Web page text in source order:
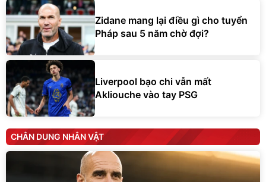
Zidane mang lại điều gì cho tuyển
Pháp sau 5 năm chờ đợi?
Liverpool bạo chi vẫn mất
Akliouche vào tay PSG
CHÂN DUNG NHÂN VẬT